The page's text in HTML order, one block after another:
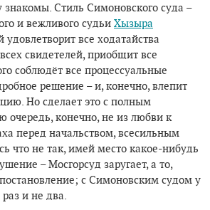
знакомы. Стиль Симоновского суда –
и вежливого судьи Хызыра
удовлетворит все ходатайства
свидетелей, приобщит все
соблюдёт все процессуальные
решение – и, конечно, влепит
Но сделает это с полным
очередь, конечно, не из любви к
перед начальством, всесильным
что не так, имей место какое-нибудь
– Мосгорсуд заругает, а то,
с Симоновским судом у
и не два.